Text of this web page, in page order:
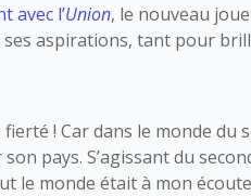
avec l’Union, le nouveau
ses aspirations, tant pour
fierté ! Car dans le monde du
pays. S’agissant du
le monde était à mon